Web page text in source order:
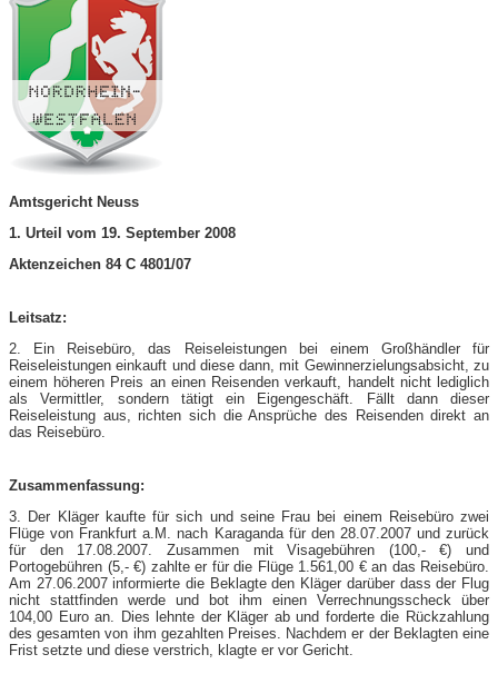
Amtsgericht Neuss
1. Urteil vom 19. September 2008
Aktenzeichen 84 C 4801/07
Leitsatz:
2. Ein Reisebüro, das Reiseleistungen bei einem Großhändler für
Reiseleistungen einkauft und diese dann, mit Gewinnerzielungsabsicht, zu
einem höheren Preis an einen Reisenden verkauft, handelt nicht lediglich
als Vermittler, sondern tätigt ein Eigengeschäft. Fällt dann dieser
Reiseleistung aus, richten sich die Ansprüche des Reisenden direkt an
das Reisebüro.
Zusammenfassung:
3. Der Kläger kaufte für sich und seine Frau bei einem Reisebüro zwei
Flüge von Frankfurt a.M. nach Karaganda für den 28.07.2007 und zurück
für den 17.08.2007. Zusammen mit Visagebühren (100,- €) und
Portogebühren (5,- €) zahlte er für die Flüge 1.561,00 € an das Reisebüro.
Am 27.06.2007 informierte die Beklagte den Kläger darüber dass der Flug
nicht stattfinden werde und bot ihm einen Verrechnungsscheck über
104,00 Euro an. Dies lehnte der Kläger ab und forderte die Rückzahlung
des gesamten von ihm gezahlten Preises. Nachdem er der Beklagten eine
Frist setzte und diese verstrich, klagte er vor Gericht.